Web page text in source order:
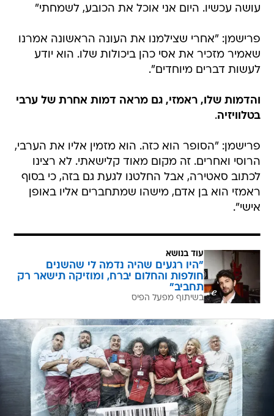
עושה עכשיו. היום אני אוכל את הכובע, לשמחתי"
פרישמן: "אחרי שצילמנו את העונה הראשונה אמרנו
שאמיר מזכיר את אסי כהן ביכולות שלו. הוא יודע
לעשות דברים מיוחדים".
והדמות שלו, ראמזי, גם מראה דמות אחרת של ערבי
בטלוויזיה.
פרישמן: "הסופר הוא כזה. הוא מזמין אליו את הערבי,
הרוסי ואחרים. זה מקום מאוד קלישאתי. לא רצינו
לכתוב סאטירה, אבל החלטנו לגעת גם בזה, כי בסוף
ראמזי הוא בן אדם, מישהו שמתחברים אליו באופן
אישי".
עוד בנושא
"היו רגעים שהיה נדמה לי שהשנים
חולפות והחלום יברח, ומוזיקה תישאר רק
תחביב"
בשיתוף מפעל הפיס